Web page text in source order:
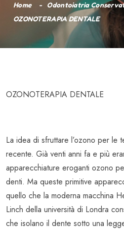
Home
Odontoiatria
OZONOTERAPIA DENTALE
OZONOTERAPIA DENTALE
La idea di sfruttare l’ozono per le
recente. Già venti anni fa e più
apparecchiature eroganti ozono
denti. Ma queste primitive
quello che la moderna macchina
Linch della università di Londra
che isolano il dente sotto una